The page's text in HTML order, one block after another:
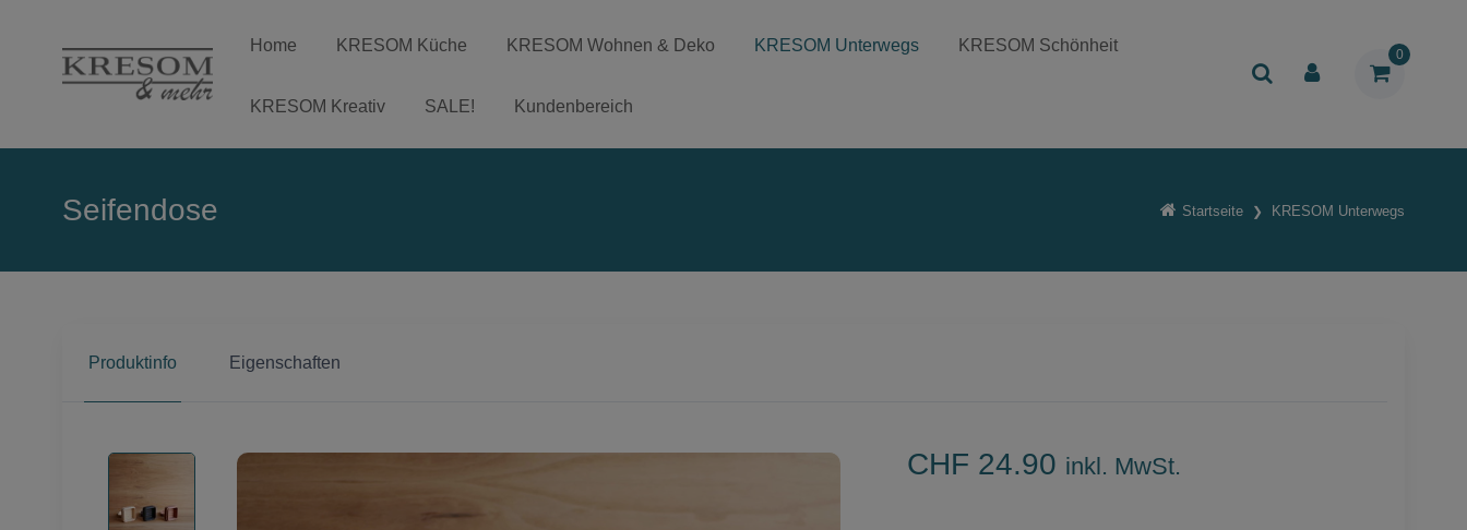
0
Home KRESOM Küche KRESOM Wohnen & Deko KRESOM Unterwegs KRESOM Schönheit
KRESOM Kreativ SALE! Kundenbereich
Startseite KRESOM Unterwegs
Seifendose
Produktinfo Eigenschaften
CHF 24.90 inkl. MwSt.